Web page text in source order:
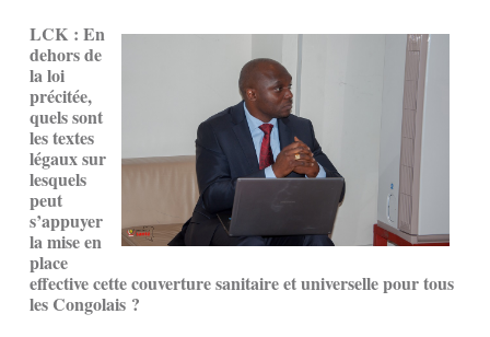
LCK : En
dehors de
la loi
précitée,
quels sont
les textes
légaux sur
lesquels
peut
s’appuyer
la mise en
place
effective cette couverture sanitaire et universelle pour tous
les Congolais ?